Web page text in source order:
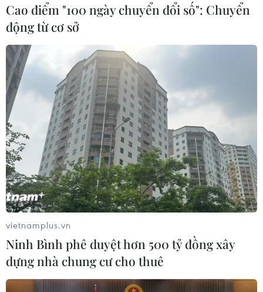
Cao điểm "100 ngày chuyển đổi số": Chuyển
động từ cơ sở
vietnamplus.vn
Ninh Bình phê duyệt hơn 500 tỷ đồng xây
dựng nhà chung cư cho thuê